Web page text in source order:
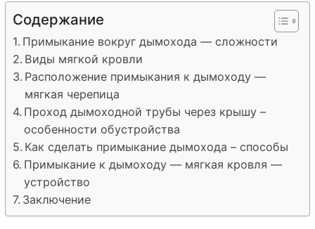
Содержание
Примыкание вокруг дымохода — сложности
Виды мягкой кровли
Расположение примыкания к дымоходу —
мягкая черепица
Проход дымоходной трубы через крышу –
особенности обустройства
Как сделать примыкание дымохода – способы
Примыкание к дымоходу — мягкая кровля —
устройство
Заключение